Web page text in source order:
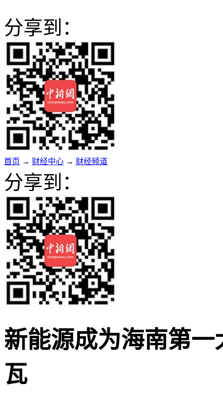
分享到：
首页 → 财经中心 → 财经频道
分享到：
新能源成为海南第一
瓦